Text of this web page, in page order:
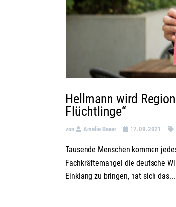
Hellmann wird
Flüchtlinge“
von Amelie Bauer 17.09.2021
Tausende Menschen kommen
Fachkräftemangel die deutsche
Einklang zu bringen, hat sich das...